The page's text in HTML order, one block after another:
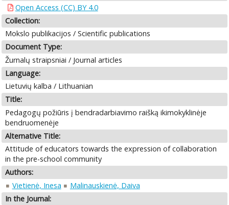
Open Access (CC) BY 4.0
Collection:
Mokslo publikacijos / Scientific publications
Document Type:
Žurnalų straipsniai / Journal articles
Language:
Lietuvių kalba / Lithuanian
Title:
Pedagogų požiūris į bendradarbiavimo raišką ikimokyklinėje
bendruomenėje
Alternative Title:
Attitude of educators towards the expression of collaboration
in the pre-school community
Authors:
Vietienė, Inesa
Malinauskienė, Daiva
In the Journal: